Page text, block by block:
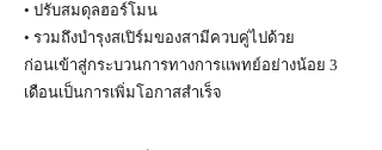
• ปรับสมดุลฮอร์โมน
• รวมถึงบำรุงสเปิร์มของสามีควบคู่ไปด้วย
ก่อนเข้าสู่กระบวนการทางการแพทย์อย่างน้อย 3
เดือนเป็นการเพิ่มโอกาสสำเร็จ